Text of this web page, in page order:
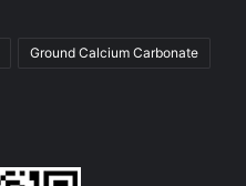
Ground Calcium Carbonate